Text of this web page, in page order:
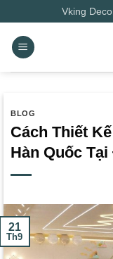
qua
nội
dung
Vking
BLOG
Cách Thiết
Hàn Quốc
21
Th9